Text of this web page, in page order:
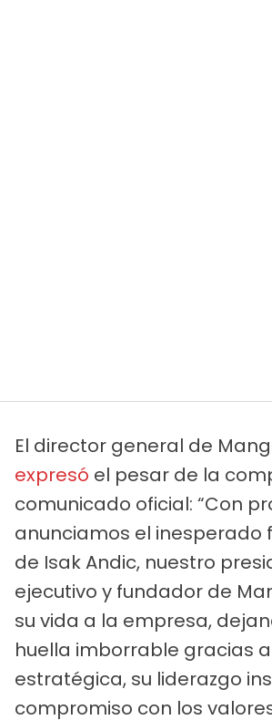
El director general de
expresó el pesar de la
comunicado oficial: “Con
anunciamos el inesperado
de Isak Andic, nuestro
ejecutivo y fundador de
su vida a la empresa,
huella imborrable gracias a
estratégica, su liderazgo
compromiso con los